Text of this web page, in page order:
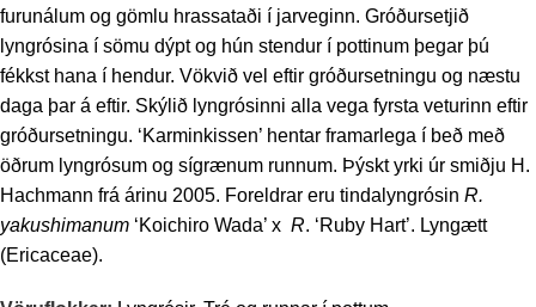
furunálum og gömlu hrassataði í jarveginn. Gróðursetjið
lyngrósina í sömu dýpt og hún stendur í pottinum þegar þú
fékkst hana í hendur. Vökvið vel eftir gróðursetningu og næstu
daga þar á eftir. Skýlið lyngrósinni alla vega fyrsta veturinn eftir
gróðursetningu. ‘Karminkissen’ hentar framarlega í beð með
öðrum lyngrósum og sígrænum runnum. Þýskt yrki úr smiðju H.
Hachmann frá árinu 2005. Foreldrar eru tindalyngrósin R.
yakushimanum ‘Koichiro Wada’ x R. ‘Ruby Hart’. Lyngætt
(Ericaceae).